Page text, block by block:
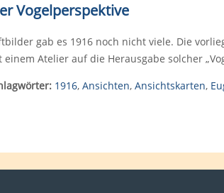
Vogelperspektive
gab es 1916 noch nicht viele. Die
einem Atelier auf die Herausgabe solcher
1916, Ansichten, Ansichtskarten,